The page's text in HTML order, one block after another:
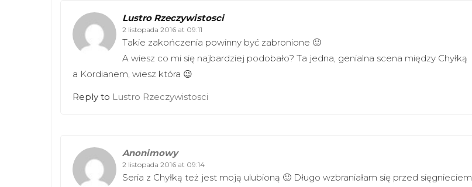
Lustro Rzeczywistosci
2 listopada 2016 at 09:11
Takie zakończenia powinny być zabronione 🙂
A wiesz co mi się najbardziej podobało? Ta jedna, genialna scena między Chyłką
a Kordianem, wiesz która 😉
Reply to Lustro Rzeczywistosci
Anonimowy
2 listopada 2016 at 09:14
Seria z Chyłką też jest moją ulubioną 🙂 Długo wzbraniałam się przed sięgnieciem